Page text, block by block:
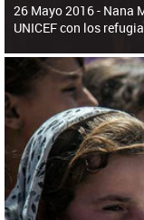
26 Mayo 2016 - Nana
UNICEF con los